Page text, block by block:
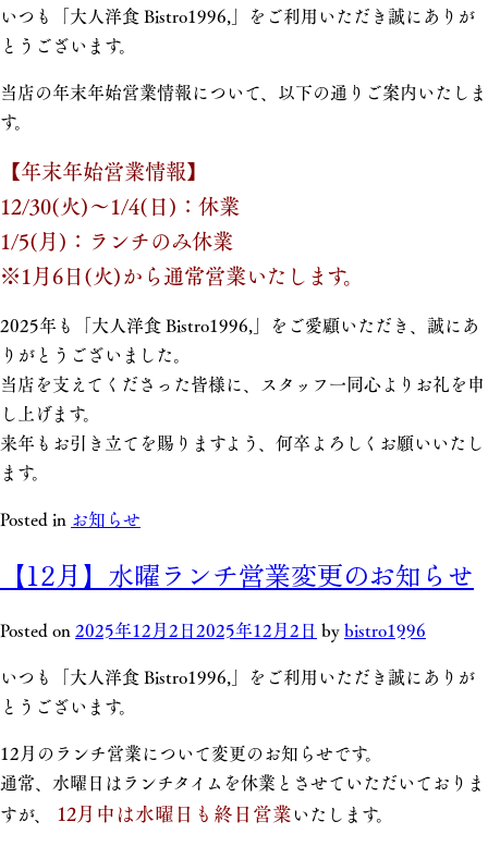
いつも「大人洋食 Bistro1996,」をご利用いただき誠にありが
とうございます。
当店の年末年始営業情報について、以下の通りご案内いたしま
す。
【年末年始営業情報】
12/30(火)～1/4(日)：休業
1/5(月)：ランチのみ休業
※1月6日(火)から通常営業いたします。
2025年も「大人洋食 Bistro1996,」をご愛顧いただき、誠にあ
りがとうございました。
当店を支えてくださった皆様に、スタッフ一同心よりお礼を申
し上げます。
来年もお引き立てを賜りますよう、何卒よろしくお願いいたし
ます。
Posted in お知らせ
【12月】水曜ランチ営業変更のお知らせ
Posted on2025年12月2日2025年12月2日 bybistro1996
いつも「大人洋食 Bistro1996,」をご利用いただき誠にありが
とうございます。
12月のランチ営業について変更のお知らせです。
通常、水曜日はランチタイムを休業とさせていただいておりま
すが、
12月中は水曜日も終日営業いたします。